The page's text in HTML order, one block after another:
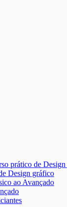
Design gráfico